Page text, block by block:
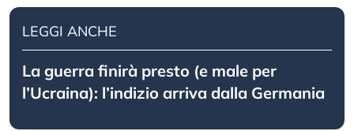
LEGGI ANCHE
La guerra finirà presto (e male per
l’Ucraina): l’indizio arriva dalla Germania